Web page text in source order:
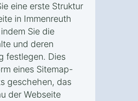
eine erste Struktur
in Immenreuth
Sie die
und deren
festlegen. Dies
eines Sitemap-
geschehen, das
der Webseite